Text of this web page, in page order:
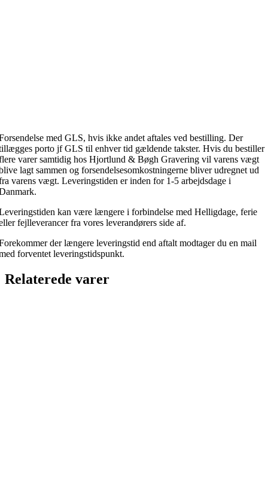
med GLS, hvis ikke andet aftales ved bestilling. Der
porto jf GLS til enhver tid gældende takster. Hvis du bestiller
varer samtidig hos Hjortlund & Bøgh Gravering vil varens vægt
lagt sammen og forsendelsesomkostningerne bliver udregnet ud
varens vægt. Leveringstiden er inden for 1-5 arbejdsdage i
kan være længere i forbindelse med Helligdage, ferie
fejlleverancer fra vores leverandørers side af.
der længere leveringstid end aftalt modtager du en mail
forventet leveringstidspunkt.
Relaterede varer